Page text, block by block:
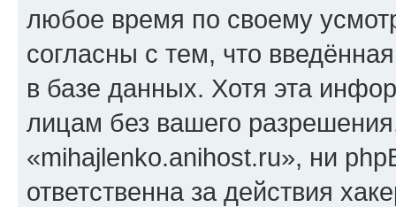
любое время по своему
согласны с тем, что
в базе данных. Хотя эта
лицам без вашего
«mihajlenko.anihost.ru», ни
ответственна за действия